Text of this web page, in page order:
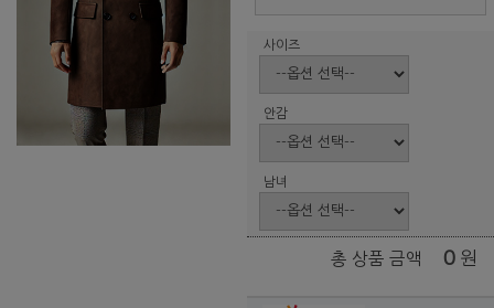
사이즈
안감
남녀
총 상품 금액 0 원